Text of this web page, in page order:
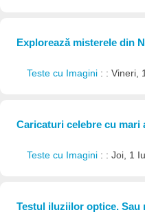
Explorează misterele din
Teste cu Imagini : : Vineri,
Caricaturi celebre cu mari
Teste cu Imagini : : Joi, 1
Testul iluziilor optice. Sau